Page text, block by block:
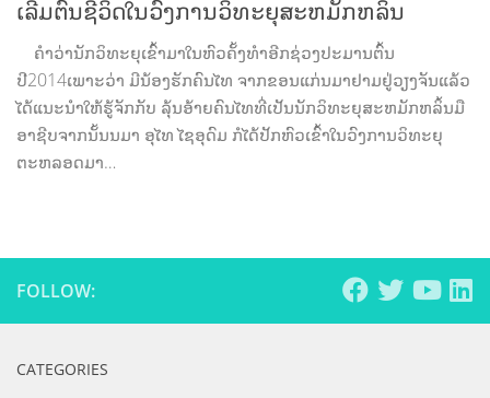
ເລີ່ມຕົ້ນຊີວິດໃນວົງການວິທະຍຸສະຫມັກຫລິ້ນ
ຄຳວ່ານັກວິທະຍຸເຂົ້າມາໃນຫົວຄັ້ງທຳອີກຊ່ວງປະມານຕົ້ນ
ປີ2014ເພາະວ່າ ມີນ້ອງຮັກຄົນໄທ ຈາກຂອນແກ່ນມາຢາມຢູ່ວຽງຈັນແລ້ວ
ໄດ້ແນະນຳໃຫ້ຮູ້ຈັກກັບ ລຸ້ນອ້າຍຄົນໄທທີ່ເປັນນັກວິທະຍຸສະຫມັກຫລິ້ນມື
ອາຊີບຈາກນັ້ນນມາ ອຸໄທ ໄຊອຸດົມ ກໍໄດ້ປັກຫົວເຂົ້າໃນວົງການວິທະຍຸ
ຕະຫລອດມາ…
FOLLOW:
CATEGORIES